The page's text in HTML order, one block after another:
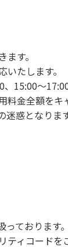
。チェッ
にゴミス
げ式花火、
で遊んで
水するこ
す。
たします。
15:00～17:00
金全額をキ
惑となりま
ております。
ィコードを